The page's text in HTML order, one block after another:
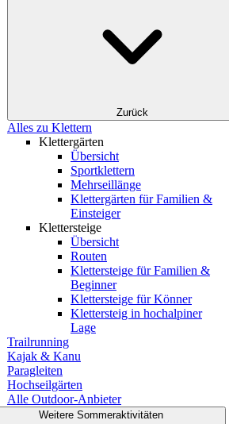
Zurück
Alles zu Klettern
Klettergärten
Übersicht
Sportklettern
Mehrseillänge
Klettergärten für Familien &
Einsteiger
Klettersteige
Übersicht
Routen
Klettersteige für Familien &
Beginner
Klettersteige für Könner
Klettersteig in hochalpiner
Lage
Trailrunning
Kajak & Kanu
Paragleiten
Hochseilgärten
Alle Outdoor-Anbieter
Weitere Sommeraktivitäten